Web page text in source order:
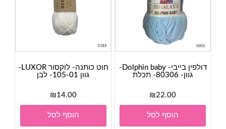
דולפין בייבי- Dolphin baby-
גוון- 80306- תכלת
₪22.00
הוסף לסל
חוט כותנה- לוקסור LUXOR-
גוון 105-01- לבן
₪14.00
הוסף לסל